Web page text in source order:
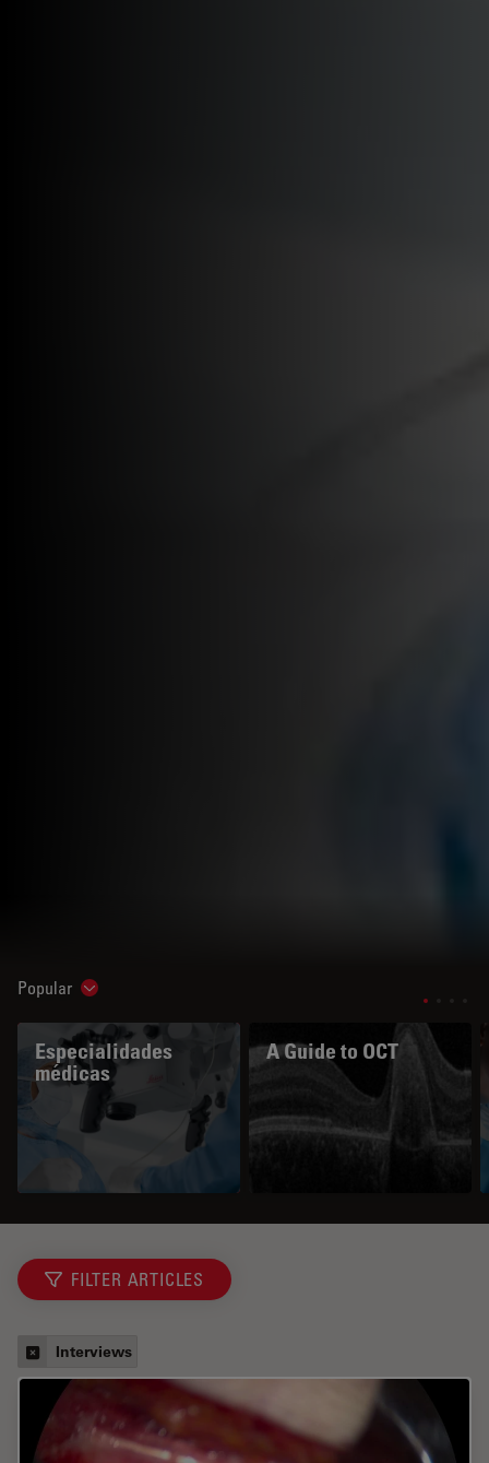
Popular Show subnavigation
Especialidades
médicas
A Guide to OCT
FILTER ARTICLES
Interviews